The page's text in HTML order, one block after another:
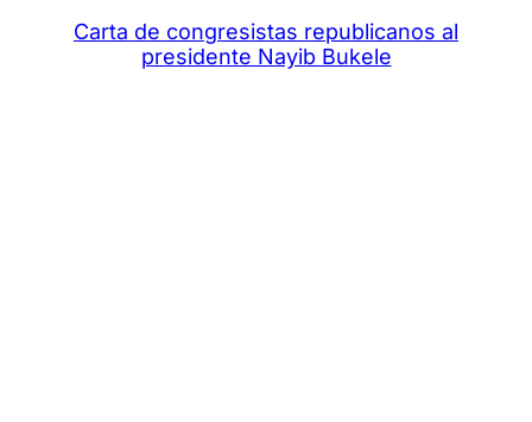
Carta de congresistas republicanos al
presidente Nayib Bukele